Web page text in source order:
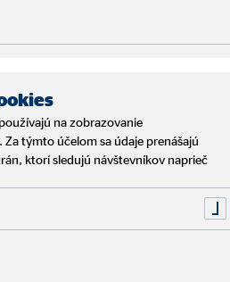
byť profesionál na financie. Počas
sprostredkovateľov sa naučíte
prácu potrebovať. Aj pre
optimálne prostredie, kde
vedomosti v pracovnom živote.
prestávke znovu nastúpiť do
sa môžete flexibilne rozhodovať,
Vítaní sú taktiež profesionáli v
súčasnom zamestnaní nemajú
na zobrazovanie
týmto účelom sa údaje prenášajú
ktorí sledujú návštevníkov naprieč